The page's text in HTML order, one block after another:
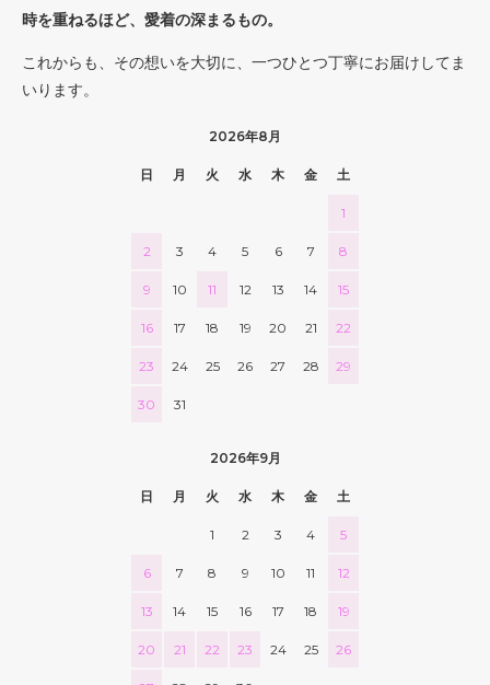
時を重ねるほど、愛着の深まるもの。
これからも、その想いを大切に、一つひとつ丁寧にお届けしてま
いります。
2026年8月
日 月 火 水 木 金 土
1
2 3 4 5 6 7 8
9 10 11 12 13 14 15
16 17 18 19 20 21 22
23 24 25 26 27 28 29
30 31
2026年9月
日 月 火 水 木 金 土
1 2 3 4 5
6 7 8 9 10 11 12
13 14 15 16 17 18 19
20 21 22 23 24 25 26